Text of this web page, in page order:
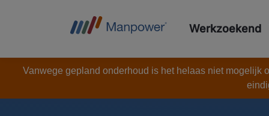
Werkzoekend
Vanwege gepland onderhoud is het helaas niet mogelijk